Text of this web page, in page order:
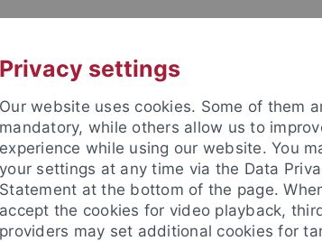
Privacy settings
Our website uses cookies. Some of them
mandatory, while others allow us to
experience while using our website. You
your settings at any time via the Data
Statement at the bottom of the page.
accept the cookies for video playback,
providers may set additional cookies for